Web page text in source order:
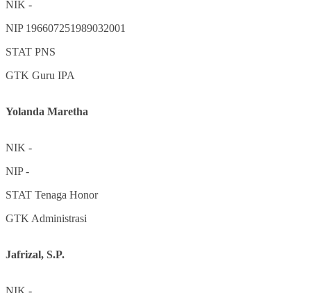
NIK -
NIP 196607251989032001
STAT PNS
GTK Guru IPA
Yolanda Maretha
NIK -
NIP-
STAT Tenaga Honor
GTK Administrasi
Jafrizal, S.P.
NIK -